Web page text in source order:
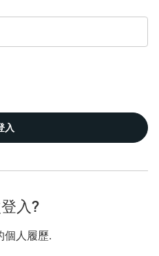
入
入?
個人履歷.